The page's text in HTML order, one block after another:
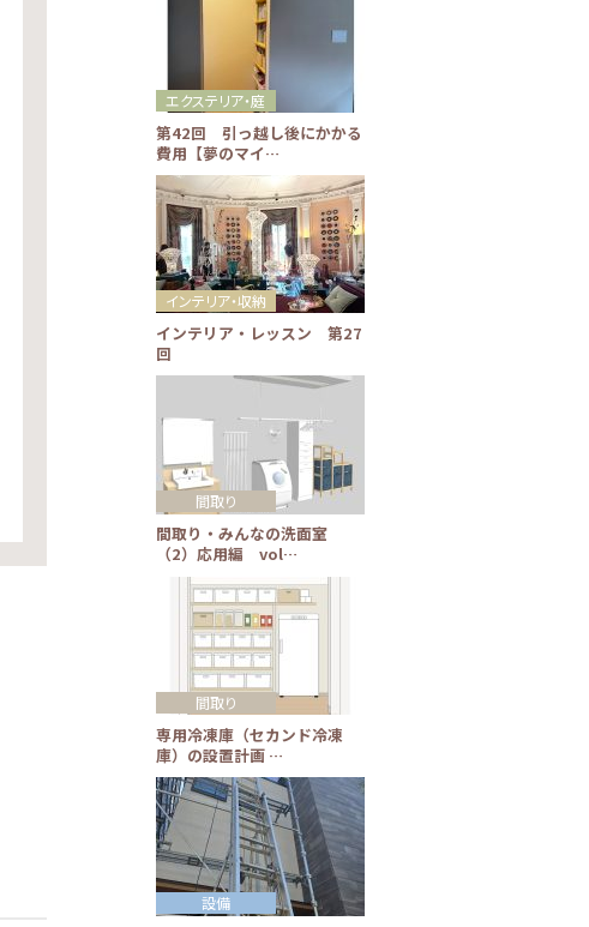
第42回 引っ越し後にかかる
費用【夢のマイ…
エクステリア・庭
インテリア・レッスン 第27
回
インテリア・収納
間取り・みんなの洗面室
（2）応用編 vol…
間取り
専用冷凍庫（セカンド冷凍
庫）の設置計画 …
間取り
設備